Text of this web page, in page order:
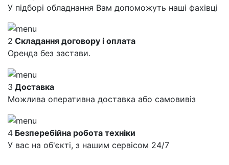
У підборі обладнання Вам допоможуть наші фахівці
2 Складання договору і оплата
Оренда без застави.
3 Доставка
Можлива оперативна доставка або самовивіз
4 Безперебійна робота техніки
У вас на об'єкті, з нашим сервісом 24/7